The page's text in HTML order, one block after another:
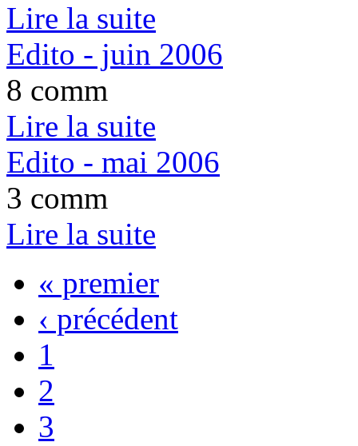
Lire la suite
Edito - juin 2006
8 comm
Lire la suite
Edito - mai 2006
3 comm
Lire la suite
« premier
‹ précédent
1
2
3